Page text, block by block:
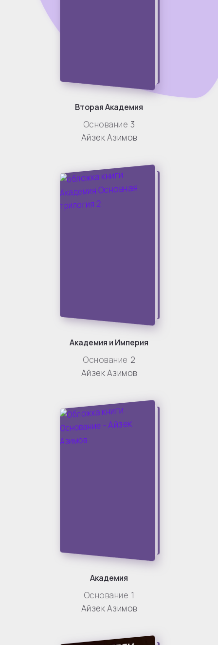
Вторая Академия
Основание 3
Айзек Азимов
Академия и Империя
Основание 2
Айзек Азимов
Академия
Основание 1
Айзек Азимов